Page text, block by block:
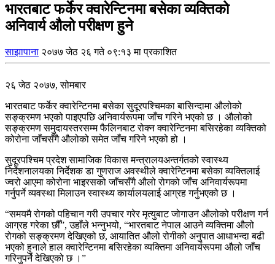
भारतबाट फर्केर क्वारेन्टिनमा बसेका व्यक्तिको
अनिवार्य औलो परीक्षण हुने
साझापाना २०७७ जेठ २६ गते ०९:१३ मा प्रकाशित
२६ जेठ २०७७, सोमबार
भारतबाट फर्केर क्वारेन्टिनमा बसेका सुदूरपश्चिमका बासिन्दामा औलोको
सङ्क्रमण भएको पाइएपछि अनिवार्यरूपमा जाँच गरिने भएको छ । औलोको
सङ्क्रमण समुदायस्तरसम्म फैलिनबाट रोक्न क्वारेन्टिनमा बसिरहेका व्यक्तिको
कोरोना जाँचसँगै औलोको समेत जाँच गरिने भएको हो ।
सुदूरपश्चिम प्रदेश सामाजिक विकास मन्त्रालयअन्तर्गतको स्वास्थ्य
निर्देशनालयका निर्देशक डा गुणराज अवस्थीले क्वारेन्टिनमा बसेका व्यक्तिलाई
ज्वरो आएमा कोरोना भाइरसको जाँचसँगै औलो रोगको जाँच अनिवार्यरूपमा
गर्नुपर्ने व्यवस्था मिलाउन स्वास्थ्य कार्यालयलाई आग्रह गर्नुभएको छ ।
“समयमै रोगको पहिचान गरी उपचार गरेर मृत्युबाट जोगाउन औलोको परीक्षण गर्न
आग्रह गरेका छौँ”, उहाँले भन्नुभयो, “भारतबाट नेपाल आउने व्यक्तिमा औलो
रोगको सङ्क्रमण देखिएको छ, आयातित औलो रोगीको अनुपात आधाभन्दा बढी
भएको हुनाले हाल क्वारेन्टिनमा बसिरहेका व्यक्तिमा अनिवार्यरूपमा औलो जाँच
गरिनुपर्ने देखिएको छ ।”